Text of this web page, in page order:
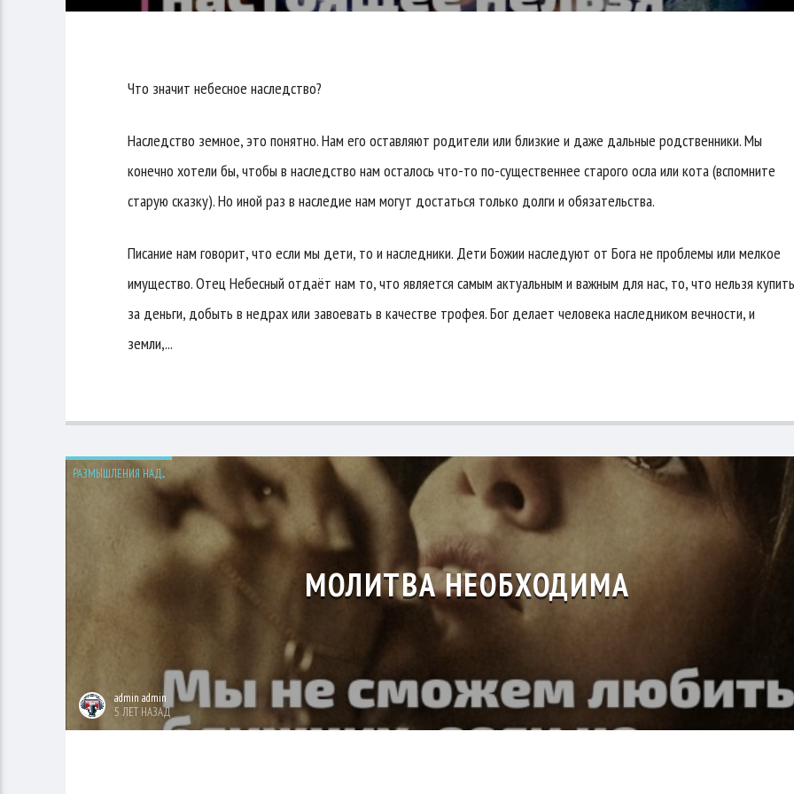
Что значит небесное наследство?
Наследство земное, это понятно. Нам его оставляют родители или близкие и даже дальные родственники. Мы
конечно хотели бы, чтобы в наследство нам осталось что-то по-существеннее старого осла или кота (вспомните
старую сказку). Но иной раз в наследие нам могут достаться только долги и обязательства.
Писание нам говорит, что если мы дети, то и наследники. Дети Божии наследуют от Бога не проблемы или мелкое
имущество. Отец Небесный отдаёт нам то, что является самым актуальным и важным для нас, то, что нельзя купить
за деньги, добыть в недрах или завоевать в качестве трофея. Бог делает человека наследником вечности, и
земли,...
РАЗМЫШЛЕНИЯ НАД...
МОЛИТВА НЕОБХОДИМА
admin admin
5 ЛЕТ НАЗАД